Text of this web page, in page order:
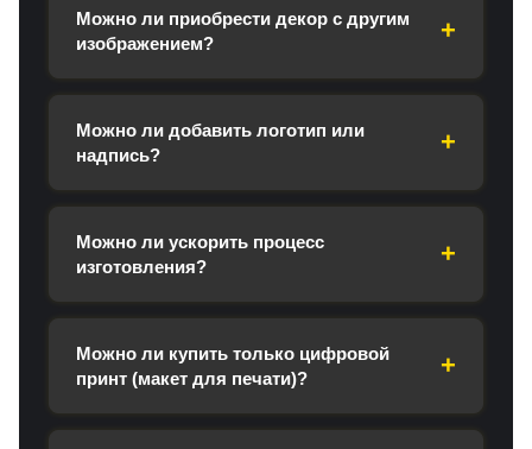
Можно ли приобрести декор с другим
изображением?
Можно ли добавить логотип или
надпись?
Можно ли ускорить процесс
изготовления?
Можно ли купить только цифровой
принт (макет для печати)?